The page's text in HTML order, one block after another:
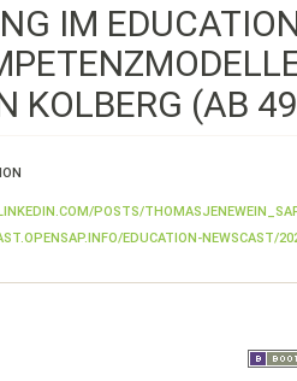
IM
KOLBERG (AB
POSTS/
EDUCATION-NEWSCAST/